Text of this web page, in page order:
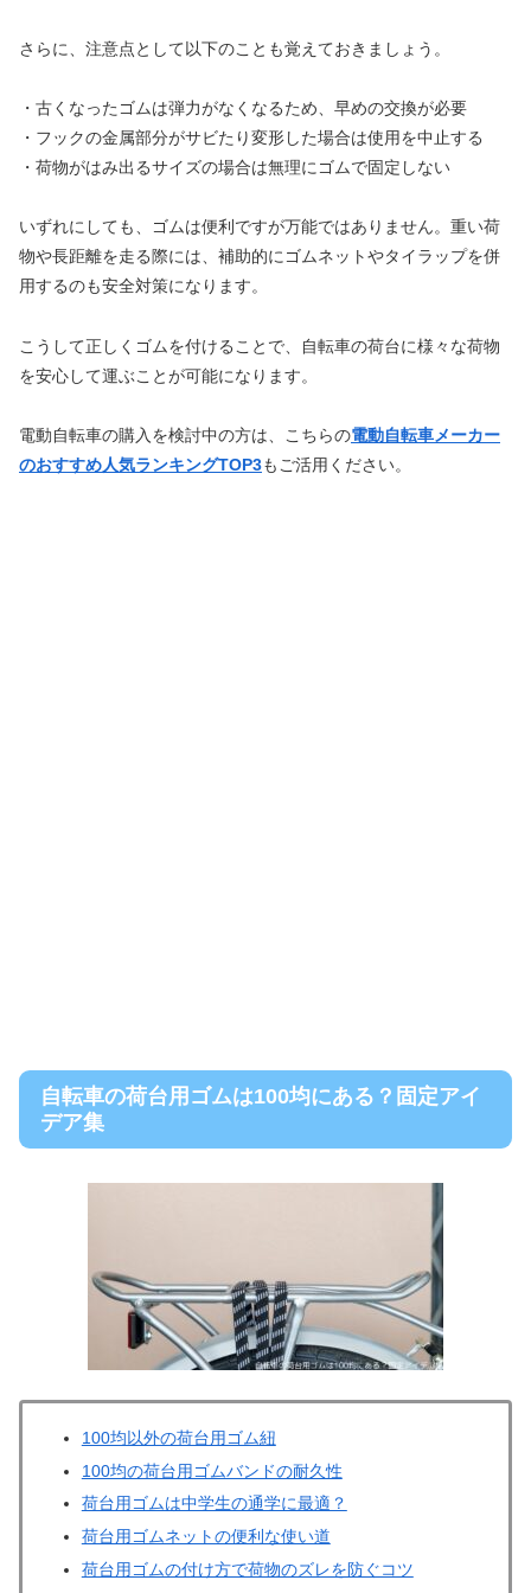
さらに、注意点として以下のことも覚えておきましょう。
・古くなったゴムは弾力がなくなるため、早めの交換が必要
・フックの金属部分がサビたり変形した場合は使用を中止する
・荷物がはみ出るサイズの場合は無理にゴムで固定しない
いずれにしても、ゴムは便利ですが万能ではありません。重い荷
物や長距離を走る際には、補助的にゴムネットやタイラップを併
用するのも安全対策になります。
こうして正しくゴムを付けることで、自転車の荷台に様々な荷物
を安心して運ぶことが可能になります。
電動自転車の購入を検討中の方は、こちらの電動自転車メーカー
のおすすめ人気ランキングTOP3もご活用ください。
自転車の荷台用ゴムは100均にある？固定アイ
デア集
100均以外の荷台用ゴム紐
100均の荷台用ゴムバンドの耐久性
荷台用ゴムは中学生の通学に最適？
荷台用ゴムネットの便利な使い道
荷台用ゴムの付け方で荷物のズレを防ぐコツ